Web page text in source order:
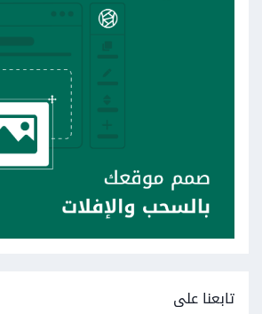
تابعنا على